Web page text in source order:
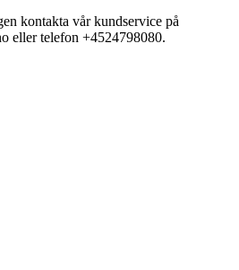
kontakta vår kundservice på
eller telefon +4524798080.